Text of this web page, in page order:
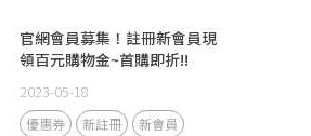
官網會員募集！註冊新會員現
領百元購物金~首購即折!!
2023-05-18
優惠券 新註冊
新會員